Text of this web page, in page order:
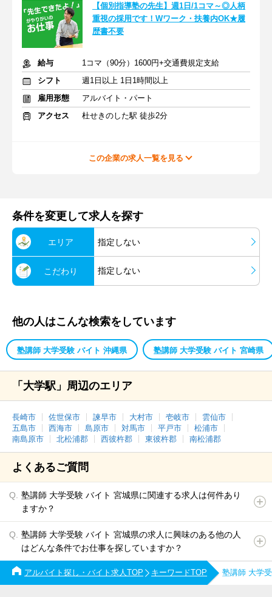
【個別指導塾の先生】週1日/1コマ～◎人柄
重視の採用です！Wワーク・扶養内OK★履
歴書不要
給与
1コマ（90分）1600円+交通費規定支給
シフト
週1日以上 1日1時間以上
雇用形態
アルバイト・パート
アクセス
杜せきのした駅 徒歩2分
この企業の求人一覧を見る
条件を変更して求人を探す
エリア 指定しない
こだわり 指定しない
他の人はこんな検索をしています
塾講師 大学受験 バイト 沖縄県 塾講師 大学受験 バイト 宮崎県
「大学駅」周辺のエリア
長崎市 佐世保市 諫早市 大村市 壱岐市
雲仙市
五島市
西海市 島原市 対馬市 平戸市
松浦市
南島原市
北松浦郡 西彼杵郡 東彼杵郡 南松浦郡
よくあるご質問
塾講師 大学受験 バイト 宮城県に関連する求人は何件あり
ますか？
塾講師 大学受験 バイト 宮城県の求人に興味のある他の人
はどんな条件でお仕事を探していますか？
アルバイト探し・バイト求人TOP キーワードTOP 塾講師 大学